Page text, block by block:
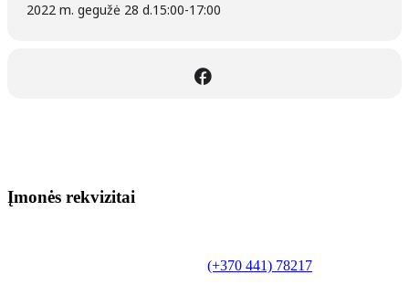
2022 m. gegužė 28 d.15:00-17:00
Įmonės rekvizitai
(+370 441) 78217